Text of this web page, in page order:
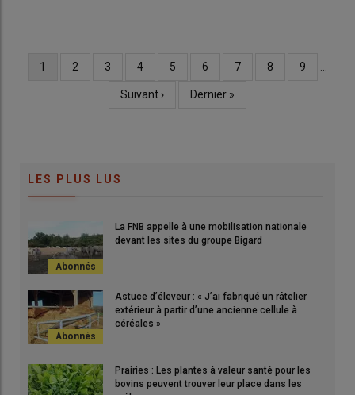
Page
1 Page
2 Page
3 Page
4 Page
5 Page
6 Page
7 Page
8 Page
9
Page
Suivant ›
Dernière
Dernier »
LES PLUS LUS
La FNB appelle à une mobilisation nationale
devant les sites du groupe Bigard
Astuce d’éleveur : « J’ai fabriqué un râtelier
extérieur à partir d’une ancienne cellule à
céréales »
Prairies : Les plantes à valeur santé pour les
bovins peuvent trouver leur place dans les